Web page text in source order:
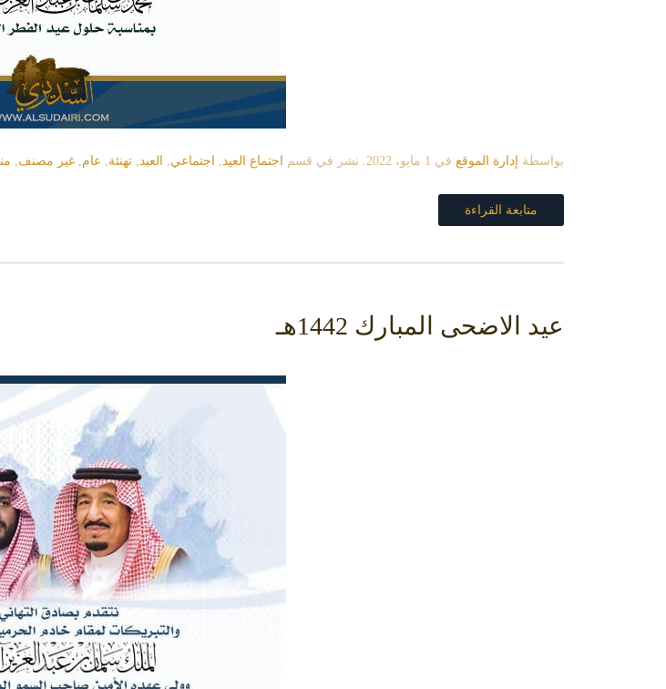
بواسطة إدارة الموقع في 1 مايو، 2022 . نشر في قسم اجتماع العيد, اجتماعي, العيد, تهنئة, عام, غير مصنف,
متابعة القراءة
عيد الاضحى المبارك 1442هـ